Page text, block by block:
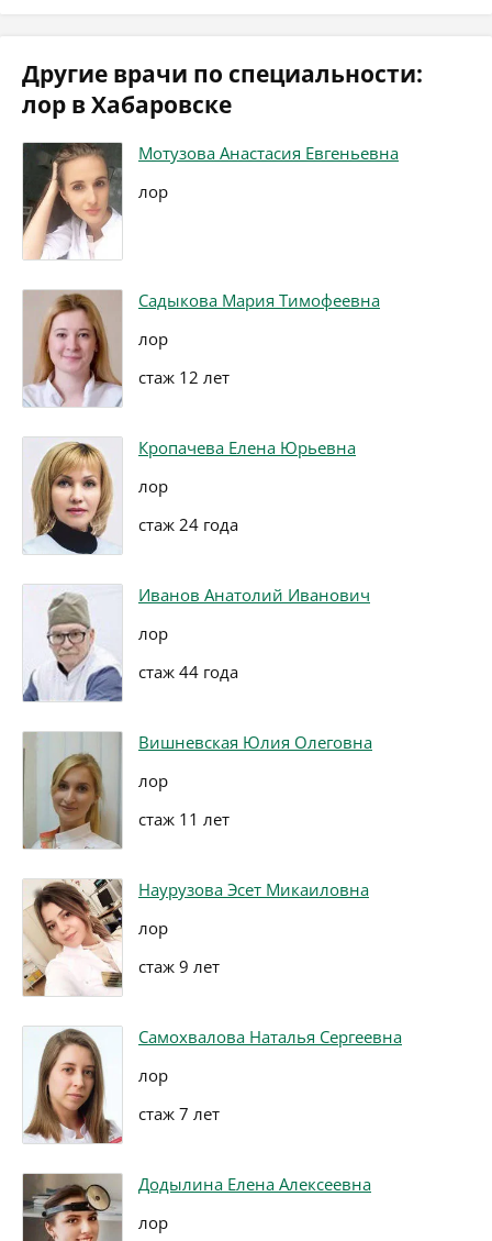
Другие врачи по специальности:
лор в Хабаровске
Мотузова Анастасия Евгеньевна
лор
Садыкова Мария Тимофеевна
лор
стаж 12 лет
Кропачева Елена Юрьевна
лор
стаж 24 года
Иванов Анатолий Иванович
лор
стаж 44 года
Вишневская Юлия Олеговна
лор
стаж 11 лет
Наурузова Эсет Микаиловна
лор
стаж 9 лет
Самохвалова Наталья Сергеевна
лор
стаж 7 лет
Додылина Елена Алексеевна
лор